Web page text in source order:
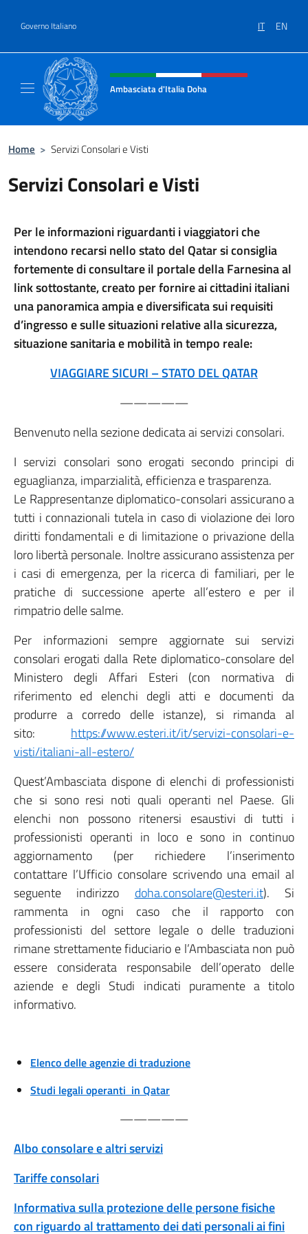
Governo Italiano IT EN
Intestazione sito, social e menù
Ambasciata d'Italia Doha
Home > Servizi Consolari e Visti
Servizi Consolari e Visti
Per le informazioni riguardanti i viaggiatori che
intendono recarsi nello stato del Qatar si consiglia
fortemente di consultare il portale della Farnesina al
link sottostante, creato per fornire ai cittadini italiani
una panoramica ampia e diversificata sui requisiti
d’ingresso e sulle situazioni relative alla sicurezza,
situazione sanitaria e mobilità in tempo reale:
VIAGGIARE SICURI – STATO DEL QATAR
—————
Benvenuto nella sezione dedicata ai servizi consolari.
I servizi consolari sono erogati secondo principi di
eguaglianza, imparzialità, efficienza e trasparenza.
Le Rappresentanze diplomatico-consolari assicurano a
tutti i connazionali tutela in caso di violazione dei loro
diritti fondamentali e di limitazione o privazione della
loro libertà personale. Inoltre assicurano assistenza per
i casi di emergenza, per la ricerca di familiari, per le
pratiche di successione aperte all’estero e per il
rimpatrio delle salme.
Per informazioni sempre aggiornate sui servizi
consolari erogati dalla Rete diplomatico-consolare del
Ministero degli Affari Esteri (con normativa di
riferimento ed elenchi degli atti e documenti da
produrre a corredo delle istanze), si rimanda al
sito: https://www.esteri.it/it/servizi-consolari-e-
visti/italiani-all-estero/
Quest’Ambasciata dispone di elenchi di professionisti
che si sono resi noti quali operanti nel Paese. Gli
elenchi non possono ritenersi esaustivi di tutti i
professionisti operanti in loco e sono in continuo
aggiornamento (per richiedere l’inserimento
contattare l’Ufficio consolare scrivendo una email al
seguente indirizzo doha.consolare@esteri.it). Si
rammenta in ogni caso che il rapporto con
professionisti del settore legale o delle traduzioni
rimane strettamente fiduciario e l’Ambasciata non può
essere considerata responsabile dell’operato delle
aziende e degli Studi indicati puramente a titolo
informativo.
Elenco delle agenzie di traduzione
Studi legali operanti in Qatar
—————
Albo consolare e altri servizi
Tariffe consolari
Informativa sulla protezione delle persone fisiche
con riguardo al trattamento dei dati personali ai fini